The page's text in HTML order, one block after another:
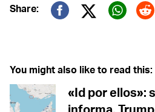
Share:
Twitter (X)
You might also like to read this:
«Id por ellos»: